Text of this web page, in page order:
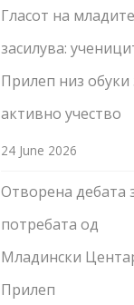
Гласот на
засилува:
Прилеп низ обуки
активно учество
24 June 2026
Отворена дебата
потребата од
Младински
Прилеп